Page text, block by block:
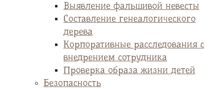
Выявление фальшивой невесты
Cоставление генеалогического
дерева
Корпоративные расследования с
внедрением сотрудника
Проверка образа жизни детей
Безопасность